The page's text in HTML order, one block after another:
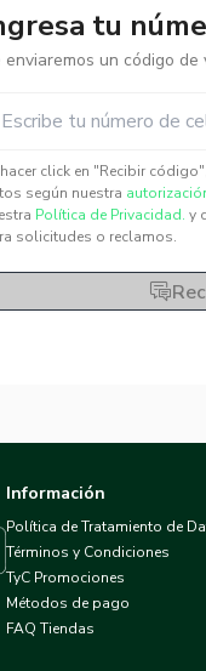
tu
enviaremos un código de
click en "Recibir
según nuestra
Política de Privacidad. y
solicitudes o reclamos.
App Store
Información
Política de Tratamiento de
Términos y Condiciones
TyC Promociones
Métodos de pago
FAQ Tiendas